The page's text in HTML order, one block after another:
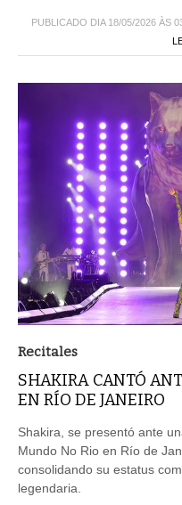
PUBLICADO DIA 18/05/2026 ÀS
Recitales
SHAKIRA CANTÓ
EN RÍO DE JANEIRO
Shakira, se presentó ante
Mundo No Rio en Río de
consolidando su estatus
legendaria.